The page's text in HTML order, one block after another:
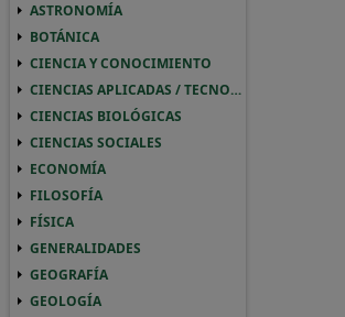
ASTRONOMÍA
BOTÁNICA
CIENCIA Y CONOCIMIENTO
CIENCIAS APLICADAS / TECNOLOGÍA
CIENCIAS BIOLÓGICAS
CIENCIAS SOCIALES
ECONOMÍA
FILOSOFÍA
FÍSICA
GENERALIDADES
GEOGRAFÍA
GEOLOGÍA